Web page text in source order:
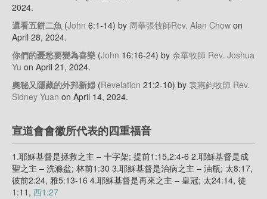
2024.
還看五餅二魚 (John 6:1-14) by 周華張牧師Rev. Alan Chow on
April 28, 2024.
你們的憂愁要變為喜樂 (John 16:16-24) by 余華牧師 Rev. Joshua
Yu on April 21, 2024.
奧秘又隱藏的外邦新婦 (Revelation 21:2-10) by 袁惠鈞牧師 Rev.
Sidney Yuan on April 14, 2024.
宣道會會徽所代表的四重福音
1.耶穌基督是拯救之主 – 十字架; 提前1:15,2:4-6 2.耶穌基督是成
聖之主 – 洗滌盆; 林前1:30 3.耶穌基督是治病之主 – 油瓶; 太8:17,
彼前2:24, 雅5:13-16 4.耶穌基督是再來之主 – 皇冠; 太24:14, 徒
1:11, 西1:27